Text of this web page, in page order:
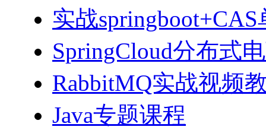
实战
SpringCloud分布式
RabbitMQ实战视频
Java专题课程